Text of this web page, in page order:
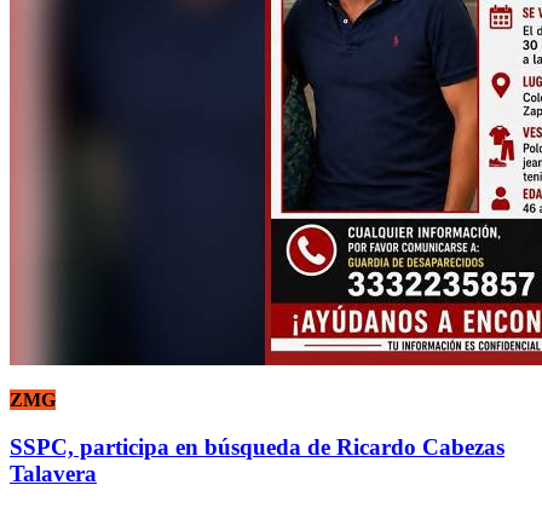
ZMG
SSPC, participa en búsqueda de Ricardo Cabezas
Talavera